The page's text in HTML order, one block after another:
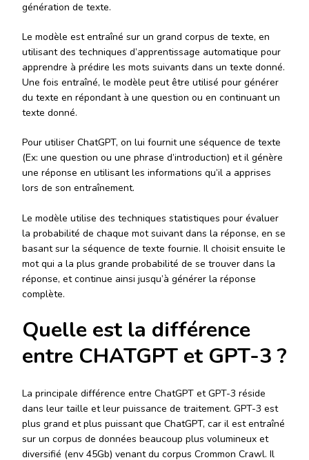
génération de texte.
Le modèle est entraîné sur un grand corpus de texte, en
utilisant des techniques d’apprentissage automatique pour
apprendre à prédire les mots suivants dans un texte donné.
Une fois entraîné, le modèle peut être utilisé pour générer
du texte en répondant à une question ou en continuant un
texte donné.
Pour utiliser ChatGPT, on lui fournit une séquence de texte
(Ex: une question ou une phrase d’introduction) et il génère
une réponse en utilisant les informations qu’il a apprises
lors de son entraînement.
Le modèle utilise des techniques statistiques pour évaluer
la probabilité de chaque mot suivant dans la réponse, en se
basant sur la séquence de texte fournie. Il choisit ensuite le
mot qui a la plus grande probabilité de se trouver dans la
réponse, et continue ainsi jusqu’à générer la réponse
complète.
Quelle est la différence
entre CHATGPT et GPT-3 ?
La principale différence entre ChatGPT et GPT-3 réside
dans leur taille et leur puissance de traitement. GPT-3 est
plus grand et plus puissant que ChatGPT, car il est entraîné
sur un corpus de données beaucoup plus volumineux et
diversifié (env 45Gb) venant du corpus Crommon Crawl. Il